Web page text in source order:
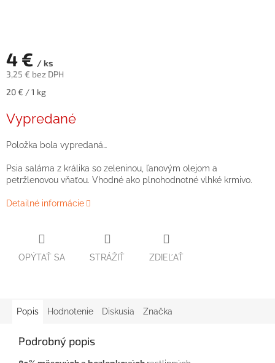
4 € / ks
3,25 € bez DPH
Jednotková
20 € / 1 kg
Vypredané
Položka bola vypredaná…
Psia saláma z králika so zeleninou, ľanovým olejom a
petržlenovou vňaťou. Vhodné ako plnohodnotné vlhké krmivo.
Detailné informácie
OPÝTAŤ SA STRÁŽIŤ ZDIEĽAŤ
Popis Hodnotenie Diskusia Značka
Podrobný popis